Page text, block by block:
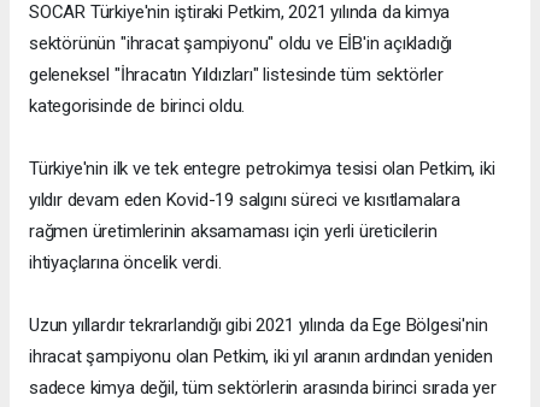
SOCAR Türkiye'nin iştiraki Petkim, 2021 yılında da kimya
sektörünün "ihracat şampiyonu" oldu ve EİB'in açıkladığı
geleneksel "İhracatın Yıldızları" listesinde tüm sektörler
kategorisinde de birinci oldu.
Türkiye'nin ilk ve tek entegre petrokimya tesisi olan Petkim, iki
yıldır devam eden Kovid-19 salgını süreci ve kısıtlamalara
rağmen üretimlerinin aksamaması için yerli üreticilerin
ihtiyaçlarına öncelik verdi.
Uzun yıllardır tekrarlandığı gibi 2021 yılında da Ege Bölgesi'nin
ihracat şampiyonu olan Petkim, iki yıl aranın ardından yeniden
sadece kimya değil, tüm sektörlerin arasında birinci sırada yer